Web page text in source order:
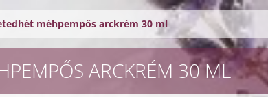
méhpempős arckrém 30 ml
ARCKRÉM 30 ML